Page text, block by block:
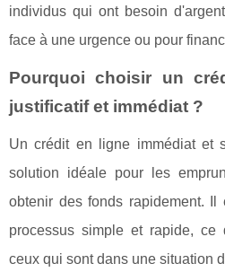
individus qui ont besoin
face à une urgence ou pour
Pourquoi choisir un
justificatif et immédiat ?
Un crédit en ligne immédiat et
solution idéale pour les
obtenir des fonds rapidement. Il
processus simple et rapide,
ceux qui sont dans une situation